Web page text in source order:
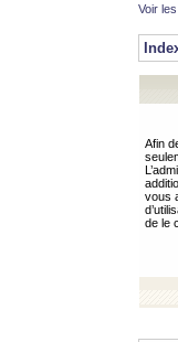
Voir
Afin
vous
de le